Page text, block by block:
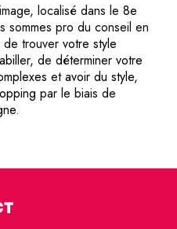
localisé dans le 8e
sommes pro du conseil en
de trouver votre style
, de déterminer votre
etavoir du style,
par le biais de
.